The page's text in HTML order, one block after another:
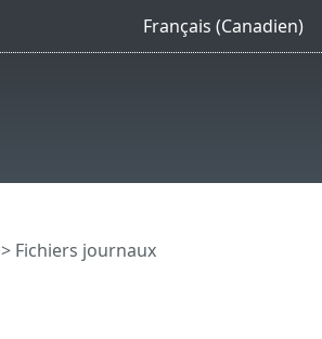
Français (Canadien)
> Fichiers journaux